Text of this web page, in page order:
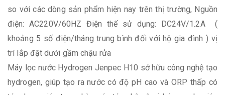
so với các dòng sản phẩm hiện nay trên thị trường, Nguồn
điện: AC220V/60HZ Điện thế sử dụng: DC24V/1.2A (
khoảng 5 số điện/tháng trung bình đối với hộ gia đình ) vị
trí lắp đặt dưới gầm chậu rửa
Máy lọc nước Hydrogen Jenpec H10 sở hữu công nghệ tạo
hydrogen, giúp tạo ra nước có độ pH cao và ORP thấp có